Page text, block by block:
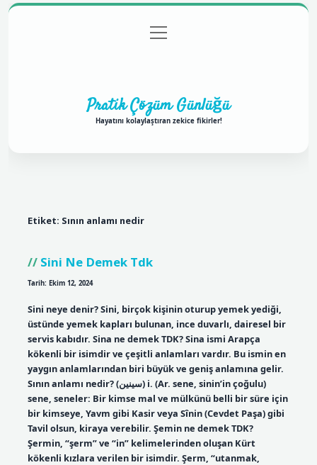
Gizlilik Politikası
menüyü
aç
Pratik Çözüm Günlüğü
Hayatını kolaylaştıran zekice fikirler!
Etiket: Sının anlamı nedir
Sini Ne Demek Tdk
Tarih: Ekim 12, 2024
Sini neye denir? Sini, birçok kişinin oturup yemek yediği,
üstünde yemek kapları bulunan, ince duvarlı, dairesel bir
servis kabıdır. Sina ne demek TDK? Sina ismi Arapça
kökenli bir isimdir ve çeşitli anlamları vardır. Bu ismin en
yaygın anlamlarından biri büyük ve geniş anlamına gelir.
Sının anlamı nedir? (ﺳﻴﻨﻴﻦ) i. (Ar. sene, sinin’in çoğulu)
sene, seneler: Bir kimse mal ve mülkünü belli bir süre için
bir kimseye, Yavm gibi Kasir veya Sînin (Cevdet Paşa) gibi
Tavil olsun, kiraya verebilir. Şemin ne demek TDK?
Şermin, “şerm” ve “in” kelimelerinden oluşan Kürt
kökenli kızlara verilen bir isimdir. Şerm, “utanmak,